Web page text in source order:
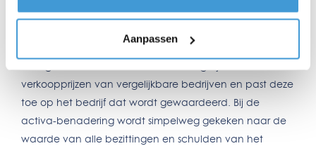
Aanpassen
en hangt af van de gebruikte methode. Bij de
toekomstige winst of kasstroom verdisconteerd naar de
verkoopprijzen van vergelijkbare bedrijven en past deze
toe op het bedrijf dat wordt gewaardeerd. Bij de
activa-benadering wordt simpelweg gekeken naar de
waarde van alle bezittingen en schulden van het